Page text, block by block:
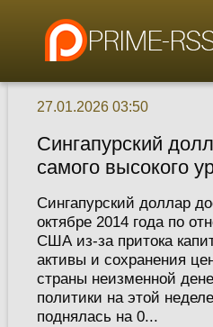
27.01.2026 03:50
Сингапурский
самого высокого
Сингапурский доллар
октябре 2014 года по
США из-за притока
активы и сохранения
страны неизменной
политики на этой
поднялась на 0...